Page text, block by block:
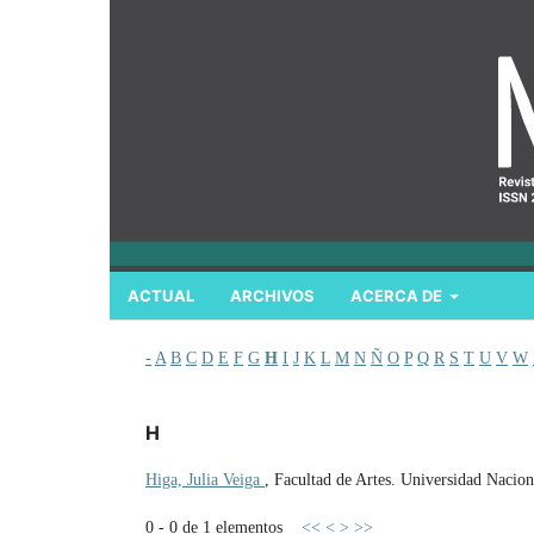
ACTUAL ARCHIVOS ACERCA DE
- A B C D E F G H I J K L M N Ñ O P Q R S T U V W
H
Higa, Julia Veiga , Facultad de Artes. Universidad
0 - 0 de 1 elementos << < > >>